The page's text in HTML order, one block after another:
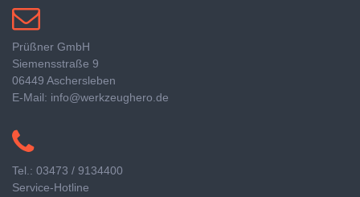
Prüßner GmbH
Siemensstraße 9
06449 Aschersleben
E-Mail: info@werkzeughero.de
Tel.: 03473 / 9134400
Service-Hotline